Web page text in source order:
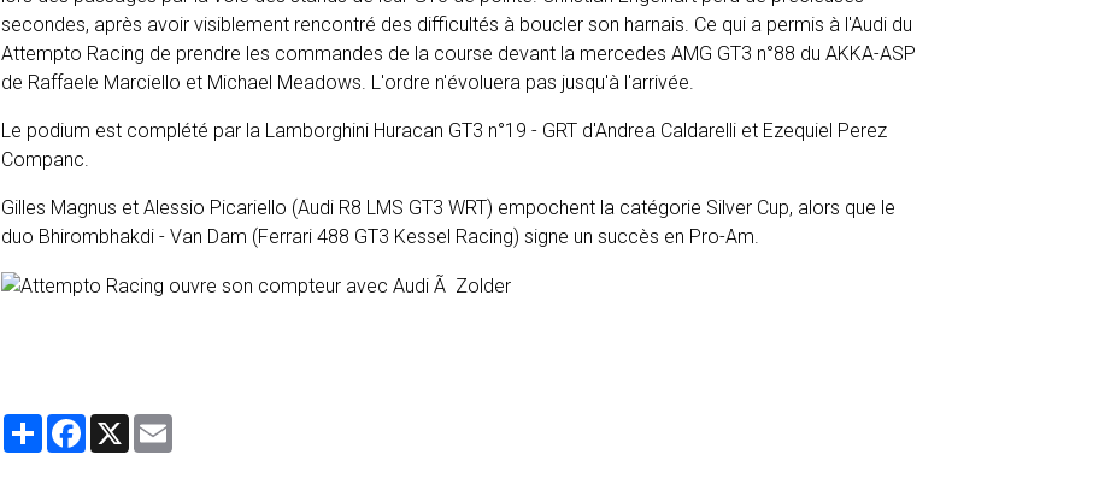
secondes, après avoir visiblement rencontré des difficultés à boucler son harnais. Ce qui a permis à l'Audi du
Attempto Racing de prendre les commandes de la course devant la mercedes AMG GT3 n°88 du AKKA-ASP
de Raffaele Marciello et Michael Meadows. L'ordre n'évoluera pas jusqu'à l'arrivée.
Le podium est complété par la Lamborghini Huracan GT3 n°19 - GRT d'Andrea Caldarelli et Ezequiel Perez
Companc.
Gilles Magnus et Alessio Picariello (Audi R8 LMS GT3 WRT) empochent la catégorie Silver Cup, alors que le
duo Bhirombhakdi - Van Dam (Ferrari 488 GT3 Kessel Racing) signe un succès en Pro-Am.
PartagerFacebook
X